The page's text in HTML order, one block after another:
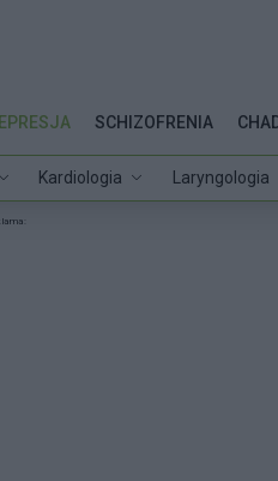
Kardiologia Laryngologia
SCHIZOFRENIA